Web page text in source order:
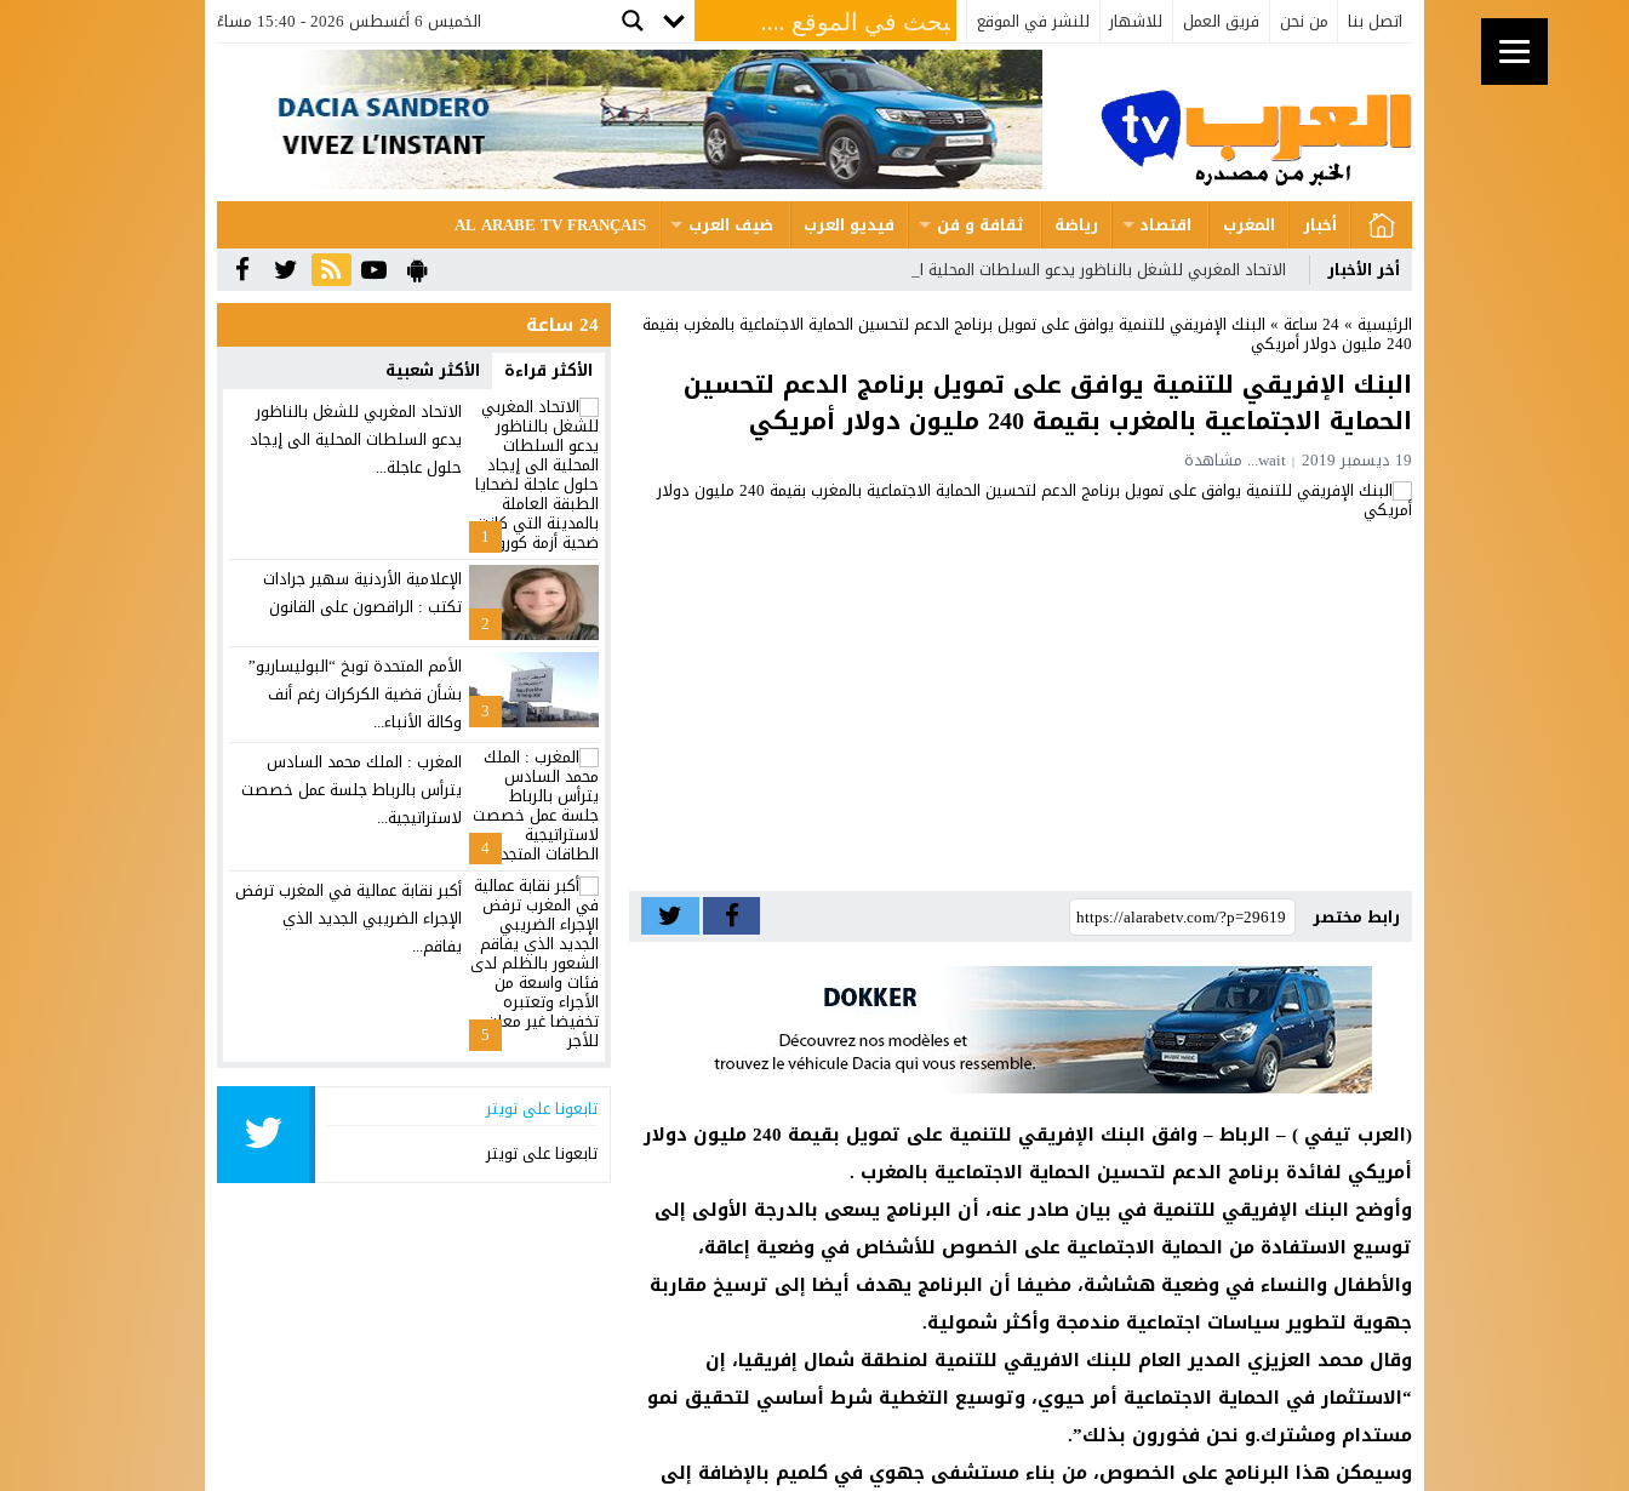
اتصل بنا من نحن فريق العمل للاشهار للنشر في الموقع الخميس 6 أغسطس 2026 - 15:40 مساءً
أخبار المغرب اقتصاد رياضة ثقافة و فن فيديو العرب ضيف العرب
AL ARABE TV FRANÇAIS
أخر الأخبار
الاتحاد المغربي للشغل بالناظور يدعو السلطات المحلية الى إيجاد حلول ع _
الرئيسية »24 ساعة » البنك الإفريقي للتنمية يوافق على تمويل برنامج الدعم لتحسين الحماية الاجتماعية بالمغرب بقيمة
240 مليون دولار أمريكي
البنك الإفريقي للتنمية يوافق على تمويل برنامج الدعم لتحسين
الحماية الاجتماعية بالمغرب بقيمة 240 مليون دولار أمريكي
19 ديسمبر 2019 wait... مشاهدة
رابط مختصر
(العرب تيفي ) – الرباط – وافق البنك الإفريقي للتنمية على تمويل بقيمة 240 مليون دولار
أمريكي لفائدة برنامج الدعم لتحسين الحماية الاجتماعية بالمغرب .
وأوضح البنك الإفريقي للتنمية في بيان صادر عنه، أن البرنامج يسعى بالدرجة الأولى إلى
توسيع الاستفادة من الحماية الاجتماعية على الخصوص للأشخاص في وضعية إعاقة،
والأطفال والنساء في وضعية هشاشة، مضيفا أن البرنامج يهدف أيضا إلى ترسيخ مقاربة
جهوية لتطوير سياسات اجتماعية مندمجة وأكثر شمولية.
وقال محمد العزيزي المدير العام للبنك الافريقي للتنمية لمنطقة شمال إفريقيا، إن
“الاستثمار في الحماية الاجتماعية أمر حيوي، وتوسيع التغطية شرط أساسي لتحقيق نمو
مستدام ومشترك.و نحن فخورون بذلك”.
وسيمكن هذا البرنامج على الخصوص، من بناء مستشفى جهوي في كلميم بالإضافة إلى
24 ساعة
الأكثر قراءة الأكثر شعبية
1
الاتحاد المغربي للشغل بالناظور
يدعو السلطات المحلية الى إيجاد
حلول عاجلة...
2
الإعلامية الأردنية سهير جرادات
تكتب : الراقصون على القانون
3
الأمم المتحدة توبخ “البوليساريو”
بشأن قضية الكركرات رغم أنف
وكالة الأنباء...
4
المغرب : الملك محمد السادس
يترأس بالرباط جلسة عمل خصصت
لاستراتيجية...
5
أكبر نقابة عمالية في المغرب ترفض
الإجراء الضريبي الجديد الذي
يفاقم...
تابعونا على تويتر
تابعونا على تويتر